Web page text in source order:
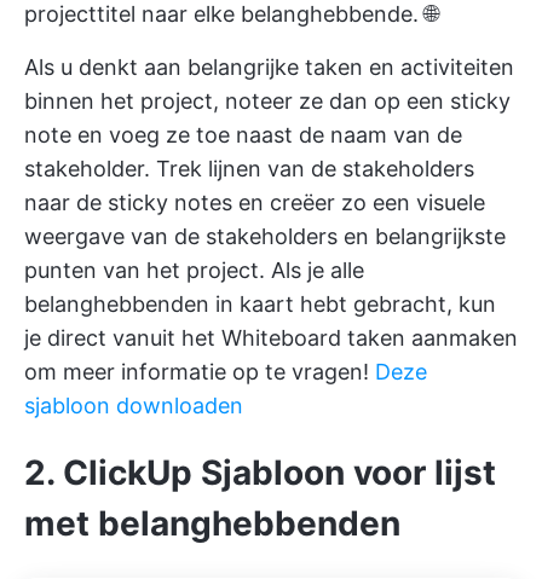
projecttitel naar elke belanghebbende. 🌐
Als u denkt aan belangrijke taken en activiteiten
binnen het project, noteer ze dan op een sticky
note en voeg ze toe naast de naam van de
stakeholder. Trek lijnen van de stakeholders
naar de sticky notes en creëer zo een visuele
weergave van de stakeholders en belangrijkste
punten van het project. Als je alle
belanghebbenden in kaart hebt gebracht, kun
je direct vanuit het Whiteboard taken aanmaken
om meer informatie op te vragen! Deze
sjabloon downloaden
2. ClickUp Sjabloon voor lijst
met belanghebbenden